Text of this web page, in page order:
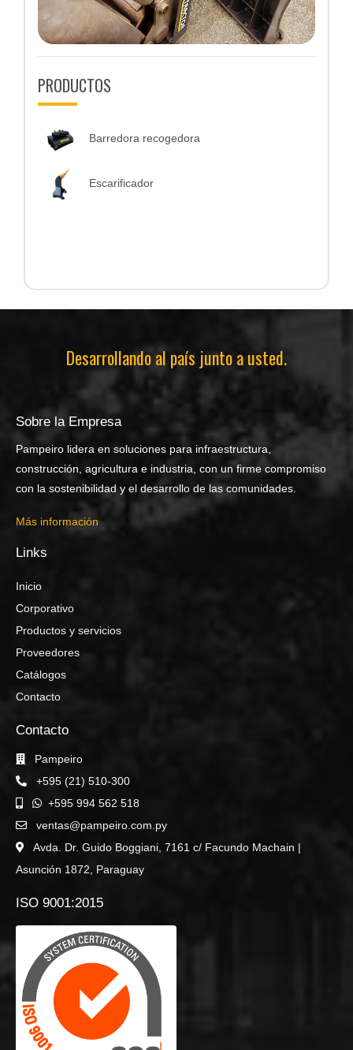
PRODUCTOS
Barredora recogedora
Escarificador
Desarrollando al país junto a usted.
Sobre la Empresa
Pampeiro lidera en soluciones para infraestructura,
construcción, agricultura e industria, con un firme compromiso
con la sostenibilidad y el desarrollo de las comunidades.
Más información
Links
Inicio
Corporativo
Productos y servicios
Proveedores
Catálogos
Contacto
Contacto
Pampeiro
+595 (21) 510-300
+595 994 562 518
ventas@pampeiro.com.py
Avda. Dr. Guido Boggiani, 7161 c/ Facundo Machain |
Asunción 1872, Paraguay
ISO 9001:2015